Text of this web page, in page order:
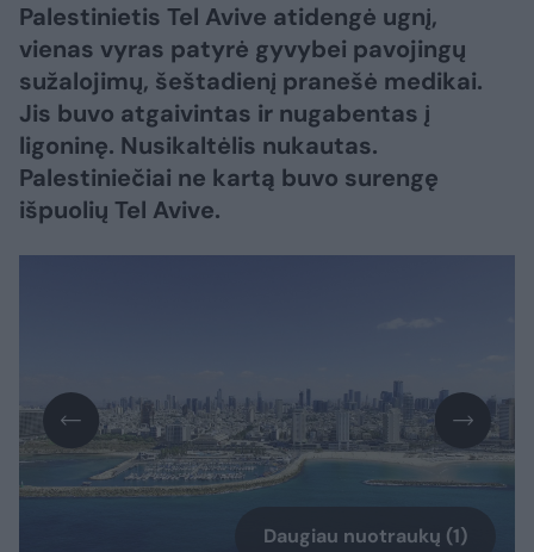
Palestinietis Tel Avive atidengė ugnį,
vienas vyras patyrė gyvybei pavojingų
sužalojimų, šeštadienį pranešė medikai.
Jis buvo atgaivintas ir nugabentas į
ligoninę. Nusikaltėlis nukautas.
Palestiniečiai ne kartą buvo surengę
išpuolių Tel Avive.
Daugiau nuotraukų (1)